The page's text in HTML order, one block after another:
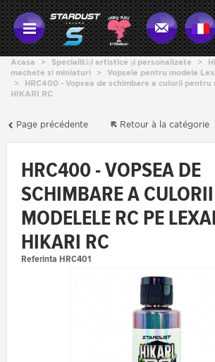
Acasa > Specialități artistice și personalizate >
machete si miniaturi
>
Vopsele pentru modele
>
HRC400 - Vopsea de schimbare a culorii pentru
HIKARI RC
Page précédente Retour à la catégorie
HRC400 - VOPSEA DE
SCHIMBARE A
MODELELE RC PE
HIKARI RC
Referinta HRC401